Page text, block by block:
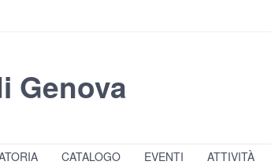
Genova
CATALOGO EVENTI ATTIVITÀ